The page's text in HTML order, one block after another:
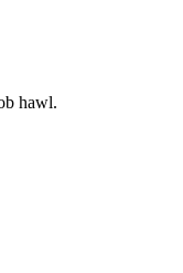
hawl.